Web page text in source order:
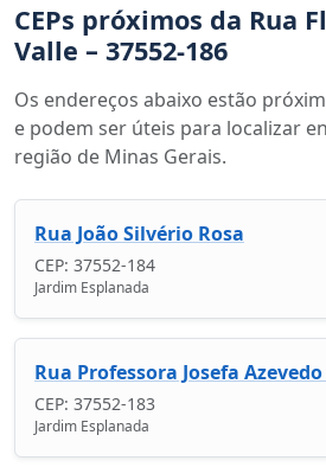
CEPs próximos da Rua
Valle – 37552-186
Os endereços abaixo estão
e podem ser úteis para localizar
região de Minas Gerais.
Rua João Silvério Rosa
CEP: 37552-184
Jardim Esplanada
Rua Professora Josefa
CEP: 37552-183
Jardim Esplanada